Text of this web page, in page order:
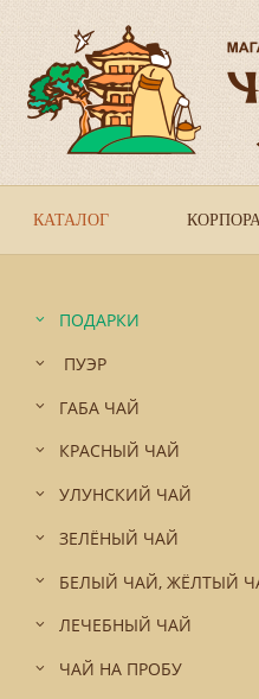
КАТАЛОГ
ПОДАРКИ
ПУЭР
ГАБА ЧАЙ
КРАСНЫЙ ЧАЙ
УЛУНСКИЙ ЧАЙ
ЗЕЛЁНЫЙ ЧАЙ
БЕЛЫЙ ЧАЙ, ЖЁЛТЫЙ
ЛЕЧЕБНЫЙ ЧАЙ
ЧАЙ НА ПРОБУ